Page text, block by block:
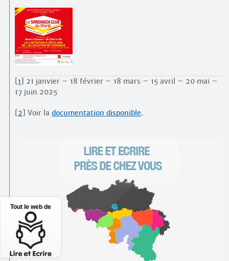
[1] 21 janvier – 18 février – 18 mars – 15 avril – 20 mai –
17 juin 2025
[2] Voir la documentation disponible.
Tout le web de